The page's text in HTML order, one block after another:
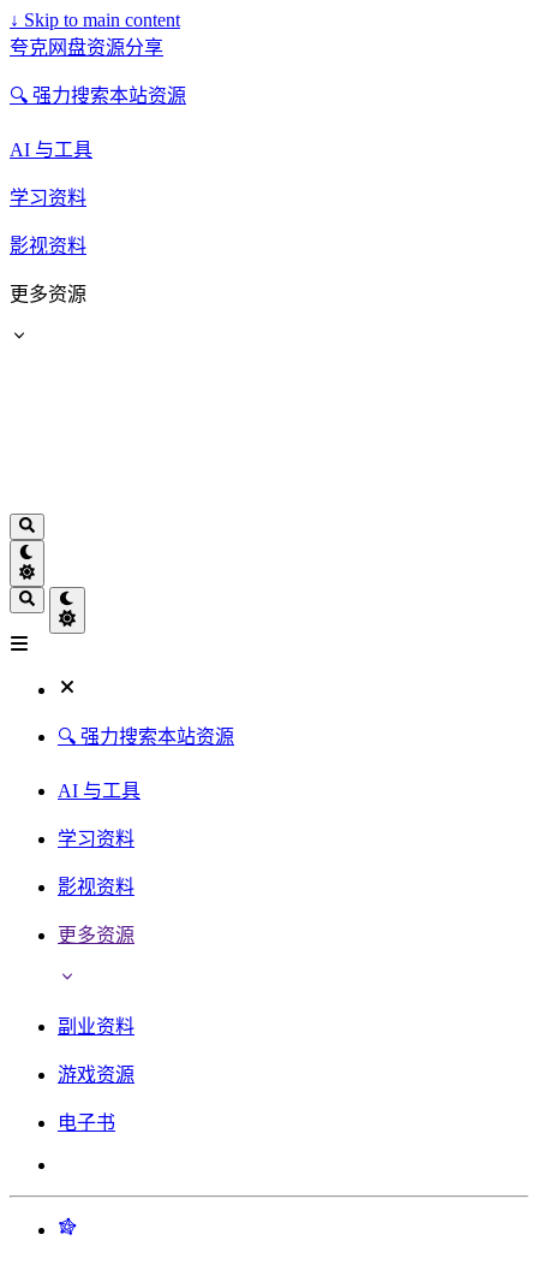
↓ Skip to main content
夸克网盘资源分享
🔍 强力搜索本站资源
AI 与工具
学习资料
影视资料
更多资源
🔍 强力搜索本站资源
AI 与工具
学习资料
影视资料
更多资源
副业资料
游戏资源
电子书